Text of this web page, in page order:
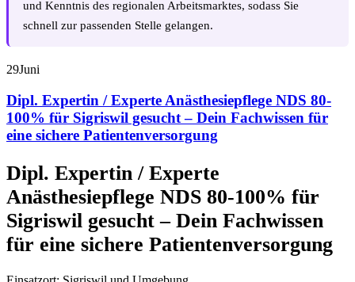
und Kenntnis des regionalen Arbeitsmarktes, sodass Sie
schnell zur passenden Stelle gelangen.
29Juni
Dipl. Expertin / Experte Anästhesiepflege NDS 80-
100% für Sigriswil gesucht – Dein Fachwissen für
eine sichere Patientenversorgung
Dipl. Expertin / Experte
Anästhesiepflege NDS 80-100% für
Sigriswil gesucht – Dein Fachwissen
für eine sichere Patientenversorgung